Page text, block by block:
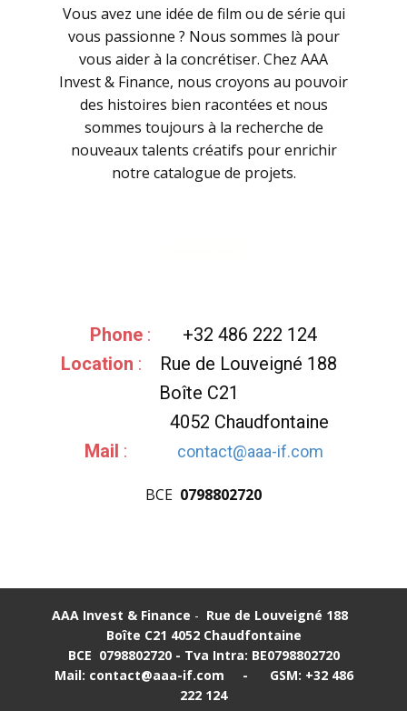
Vous avez une idée de film ou de série qui
vous passionne ? Nous sommes là pour
vous aider à la concrétiser. Chez AAA
Invest & Finance, nous croyons au pouvoir
des histoires bien racontées et nous
sommes toujours à la recherche de
nouveaux talents créatifs pour enrichir
notre catalogue de projets.
Phone : +32 486 222 124
Location :
Rue de Louveigné 188
Boîte C21
4052 Chaudfontaine
Mail : contact@aaa-if.com
BCE 0798802720
AAA Invest & Finance - Rue de Louveigné 188
Boîte C21 4052 Chaudfontaine
BCE 0798802720 - Tva Intra: BE0798802720
Mail: contact@aaa-if.com
-
GSM: +32 486
222 124